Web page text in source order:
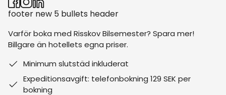
footer new 5 bullets header
Varför boka med Risskov Bilsemester? Spara mer!
Billgare än hotellets egna priser.
Minimum slutstäd inkluderat
Expeditionsavgift: telefonbokning 129 SEK per
bokning